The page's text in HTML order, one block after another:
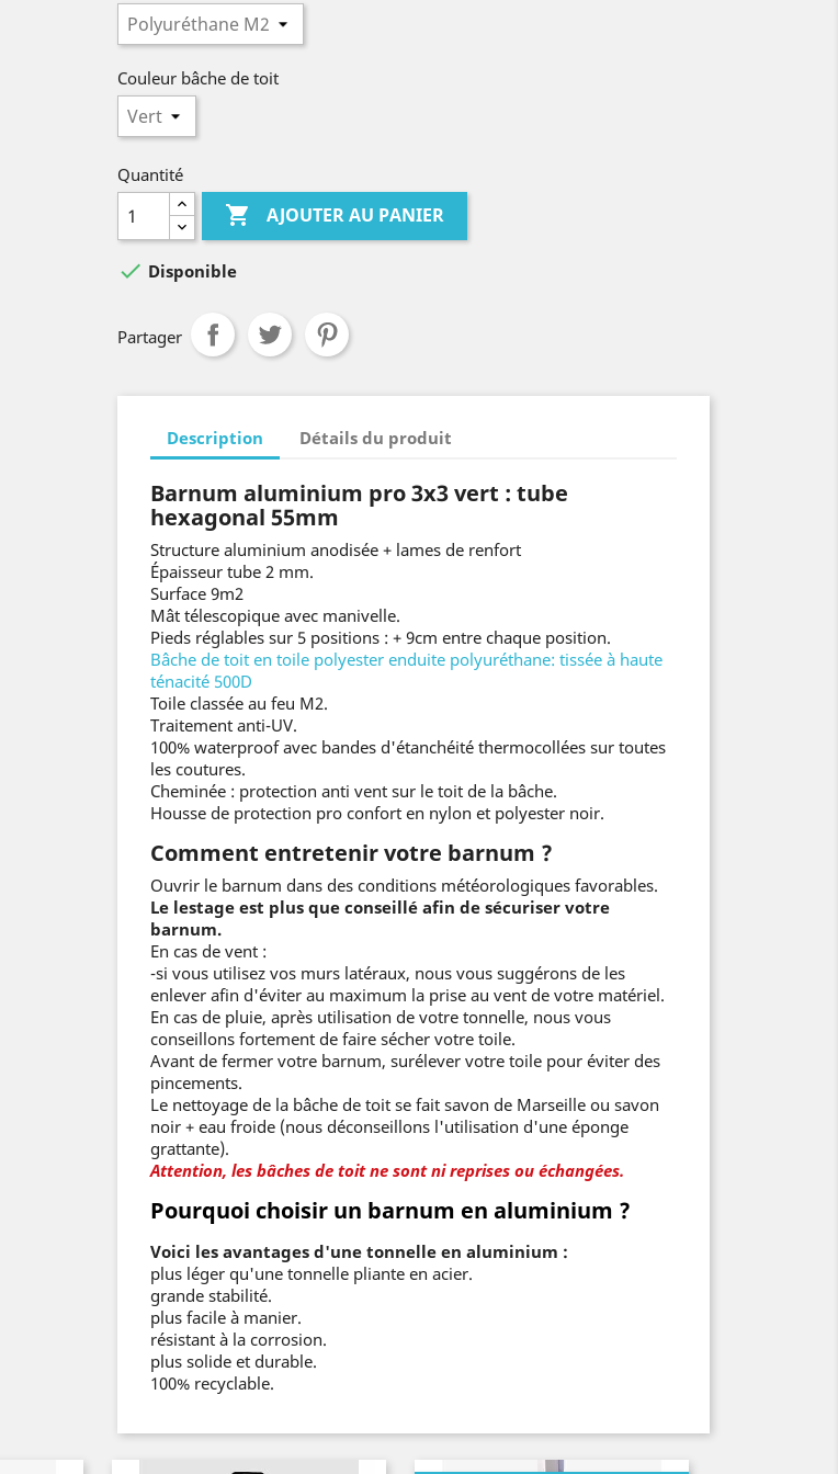
Couleur bâche de toit
Quantité
 AJOUTER AU PANIER
 Disponible
Partager
Description Détails du produit
Barnum aluminium pro 3x3 vert : tube
hexagonal 55mm
Structure aluminium anodisée + lames de renfort
Épaisseur tube 2 mm.
Surface 9m2
Mât télescopique avec manivelle.
Pieds réglables sur 5 positions : + 9cm entre chaque position.
Bâche de toit en toile polyester enduite polyuréthane: tissée à haute
ténacité 500D
Toile classée au feu M2.
Traitement anti-UV.
100% waterproof avec bandes d'étanchéité thermocollées sur toutes
les coutures.
Cheminée : protection anti vent sur le toit de la bâche.
Housse de protection pro confort en nylon et polyester noir.
Comment entretenir votre barnum ?
Ouvrir le barnum dans des conditions météorologiques favorables.
Le lestage est plus que conseillé afin de sécuriser votre
barnum.
En cas de vent :
-si vous utilisez vos murs latéraux, nous vous suggérons de les
enlever afin d'éviter au maximum la prise au vent de votre matériel.
En cas de pluie, après utilisation de votre tonnelle, nous vous
conseillons fortement de faire sécher votre toile.
Avant de fermer votre barnum, surélever votre toile pour éviter des
pincements.
Le nettoyage de la bâche de toit se fait savon de Marseille ou savon
noir + eau froide (nous déconseillons l'utilisation d'une éponge
grattante).
Attention, les bâches de toit ne sont ni reprises ou échangées.
Pourquoi choisir un barnum en aluminium ?
Voici les avantages d'une tonnelle en aluminium :
plus léger qu'une tonnelle pliante en acier.
grande stabilité.
plus facile à manier.
résistant à la corrosion.
plus solide et durable.
100% recyclable.